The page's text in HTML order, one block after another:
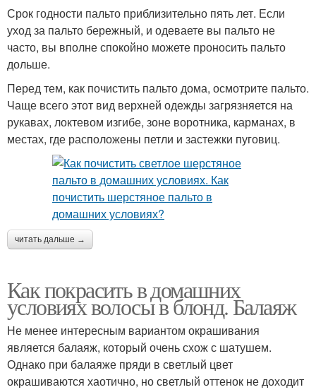
Срок годности пальто приблизительно пять лет. Если
уход за пальто бережный, и одеваете вы пальто не
часто, вы вполне спокойно можете проносить пальто
дольше.
Перед тем, как почистить пальто дома, осмотрите пальто.
Чаще всего этот вид верхней одежды загрязняется на
рукавах, локтевом изгибе, зоне воротника, карманах, в
местах, где расположены петли и застежки пуговиц.
читать дальше →
Как покрасить в домашних
условиях волосы в блонд. Балаяж
Не менее интересным вариантом окрашивания
является балаяж, который очень схож с шатушем.
Однако при балаяже пряди в светлый цвет
окрашиваются хаотично, но светлый оттенок не доходит